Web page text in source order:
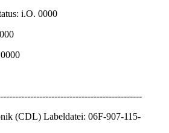
i.O. 0000
(CDL) Labeldatei: 06F-907-115-